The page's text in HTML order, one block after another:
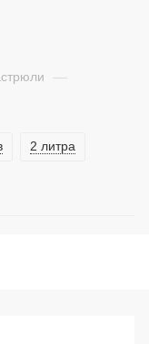
—
2 литра